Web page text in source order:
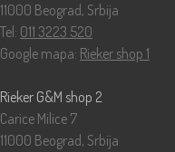
11000 Beograd, Srbija
Tel: 011 3223 520
Google mapa: Rieker shop 1
Rieker G&M shop 2
Carice Milice 7
11000 Beograd, Srbija